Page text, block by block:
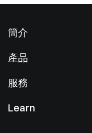
簡介
新聞中心
產品
現貨交易
服務
Learn